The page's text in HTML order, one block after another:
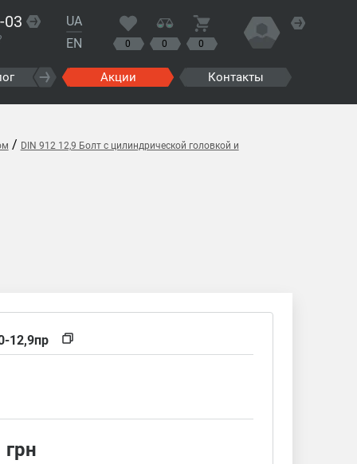
03
UA
EN
0 0 0
Акции Контакты
/ DIN 912 12,9 Болт с цилиндрической головкой и
12,9пр
грн